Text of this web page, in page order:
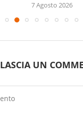
7 Agosto 2026
LASCIA UN